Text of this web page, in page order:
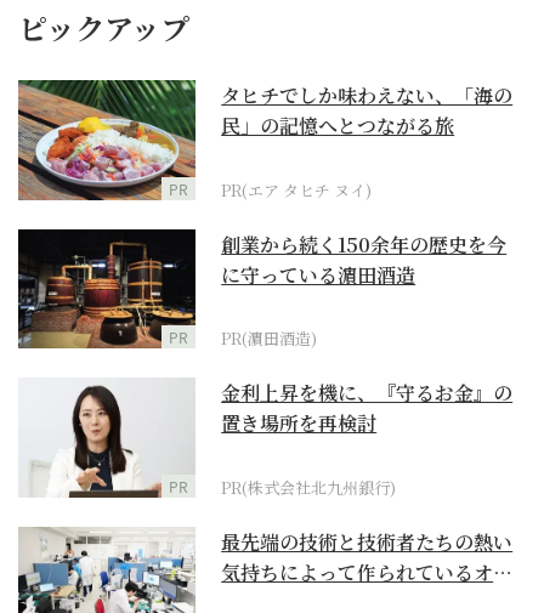
ピックアップ
PR
タヒチでしか味わえない、「海の
民」の記憶へとつながる旅
PR(エア タヒチ ヌイ)
PR
創業から続く150余年の歴史を今
に守っている濵田酒造
PR(濵田酒造)
PR
金利上昇を機に、『守るお金』の
置き場所を再検討
PR(株式会社北九州銀行)
最先端の技術と技術者たちの熱い
気持ちによって作られているオー